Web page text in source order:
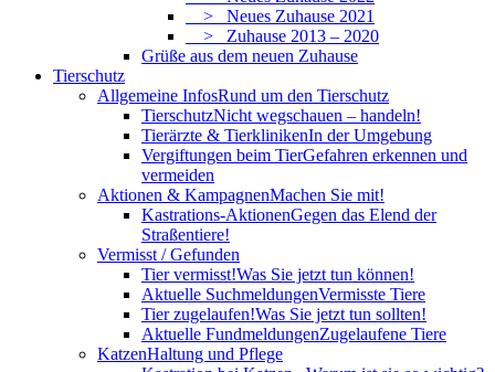
> Neues Zuhause 2021
> Zuhause 2013 – 2020
Grüße aus dem neuen Zuhause
Tierschutz
Allgemeine InfosRund um den Tierschutz
TierschutzNicht wegschauen – handeln!
Tierärzte & TierklinikenIn der Umgebung
Vergiftungen beim TierGefahren erkennen und
vermeiden
Aktionen & KampagnenMachen Sie mit!
Kastrations-AktionenGegen das Elend der
Straßentiere!
Vermisst / Gefunden
Tier vermisst!Was Sie jetzt tun können!
Aktuelle SuchmeldungenVermisste Tiere
Tier zugelaufen!Was Sie jetzt tun sollten!
Aktuelle FundmeldungenZugelaufene Tiere
KatzenHaltung und Pflege